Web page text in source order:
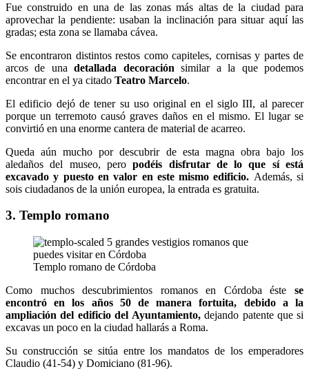
Fue construido en una de las zonas más altas de la ciudad para
aprovechar la pendiente: usaban la inclinación para situar aquí las
gradas; esta zona se llamaba cávea.
Se encontraron distintos restos como capiteles, cornisas y partes de
arcos de unadetallada decoración similar a la que podemos
encontrar en el ya citado Teatro Marcelo.
El edificio dejó de tener su uso original en el siglo III, al parecer
porque un terremoto causó graves daños en el mismo. El lugar se
convirtió en una enorme cantera de material de acarreo.
Queda aún mucho por descubrir de esta magna obra bajo los
aledaños del museo, peropodéis disfrutar de lo que sí está
excavado y puesto en valor en este mismo edificio. Además, si
sois ciudadanos de la unión europea, la entrada es gratuita.
3. Templo romano
Templo romano de Córdoba
Como muchos descubrimientos romanos en Córdoba éste se
encontró en los años 50 de manera fortuita, debido a la
ampliación del edificio del Ayuntamiento,dejando patente que si
excavas un poco en la ciudad hallarás a Roma.
Su construcción se sitúa entre los mandatos de los emperadores
Claudio (41-54) y Domiciano (81-96).